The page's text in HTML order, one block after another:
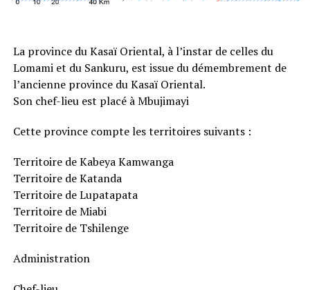
La province du Kasaï Oriental, à l’instar de celles du
Lomami et du Sankuru, est issue du démembrement de
l’ancienne province du Kasaï Oriental.
Son chef-lieu est placé à Mbujimayi
Cette province compte les territoires suivants :
Territoire de Kabeya Kamwanga
Territoire de Katanda
Territoire de Lupatapata
Territoire de Miabi
Territoire de Tshilenge
Administration